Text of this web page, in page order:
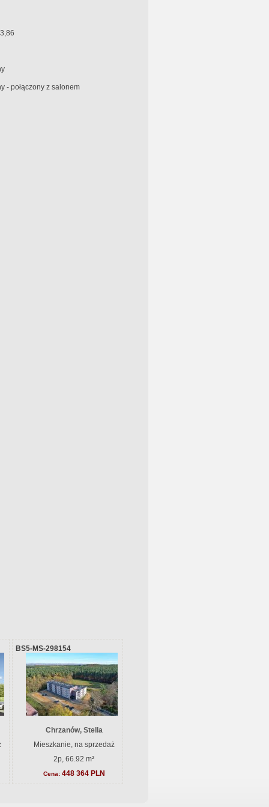
- połączony z salonem
BS5-MS-298154
Chrzanów, Stella
Mieszkanie, na sprzedaż
2p, 66.92 m²
Cena: 448 364 PLN